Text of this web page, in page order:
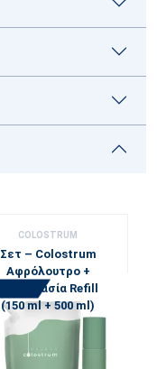
COLOSTRUM
Σετ – Colostrum
Αφρόλουτρο +
Συσκευασία Refill
(150 ml + 500 ml)